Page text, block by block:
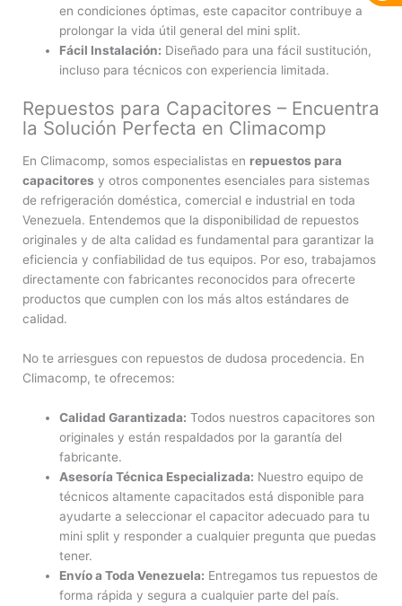
en condiciones óptimas, este capacitor contribuye a
prolongar la vida útil general del mini split.
Fácil Instalación: Diseñado para una fácil sustitución,
incluso para técnicos con experiencia limitada.
Repuestos para Capacitores – Encuentra
la Solución Perfecta en Climacomp
En Climacomp, somos especialistas en repuestos para
capacitores y otros componentes esenciales para sistemas
de refrigeración doméstica, comercial e industrial en toda
Venezuela. Entendemos que la disponibilidad de repuestos
originales y de alta calidad es fundamental para garantizar la
eficiencia y confiabilidad de tus equipos. Por eso, trabajamos
directamente con fabricantes reconocidos para ofrecerte
productos que cumplen con los más altos estándares de
calidad.
No te arriesgues con repuestos de dudosa procedencia. En
Climacomp, te ofrecemos:
Calidad Garantizada: Todos nuestros capacitores son
originales y están respaldados por la garantía del
fabricante.
Asesoría Técnica Especializada: Nuestro equipo de
técnicos altamente capacitados está disponible para
ayudarte a seleccionar el capacitor adecuado para tu
mini split y responder a cualquier pregunta que puedas
tener.
Envío a Toda Venezuela: Entregamos tus repuestos de
forma rápida y segura a cualquier parte del país.